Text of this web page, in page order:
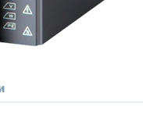
контуром)